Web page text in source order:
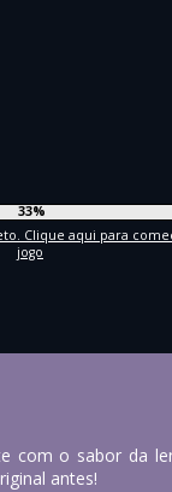
36%
Clique aqui para
jogo
com o sabor da
antes!